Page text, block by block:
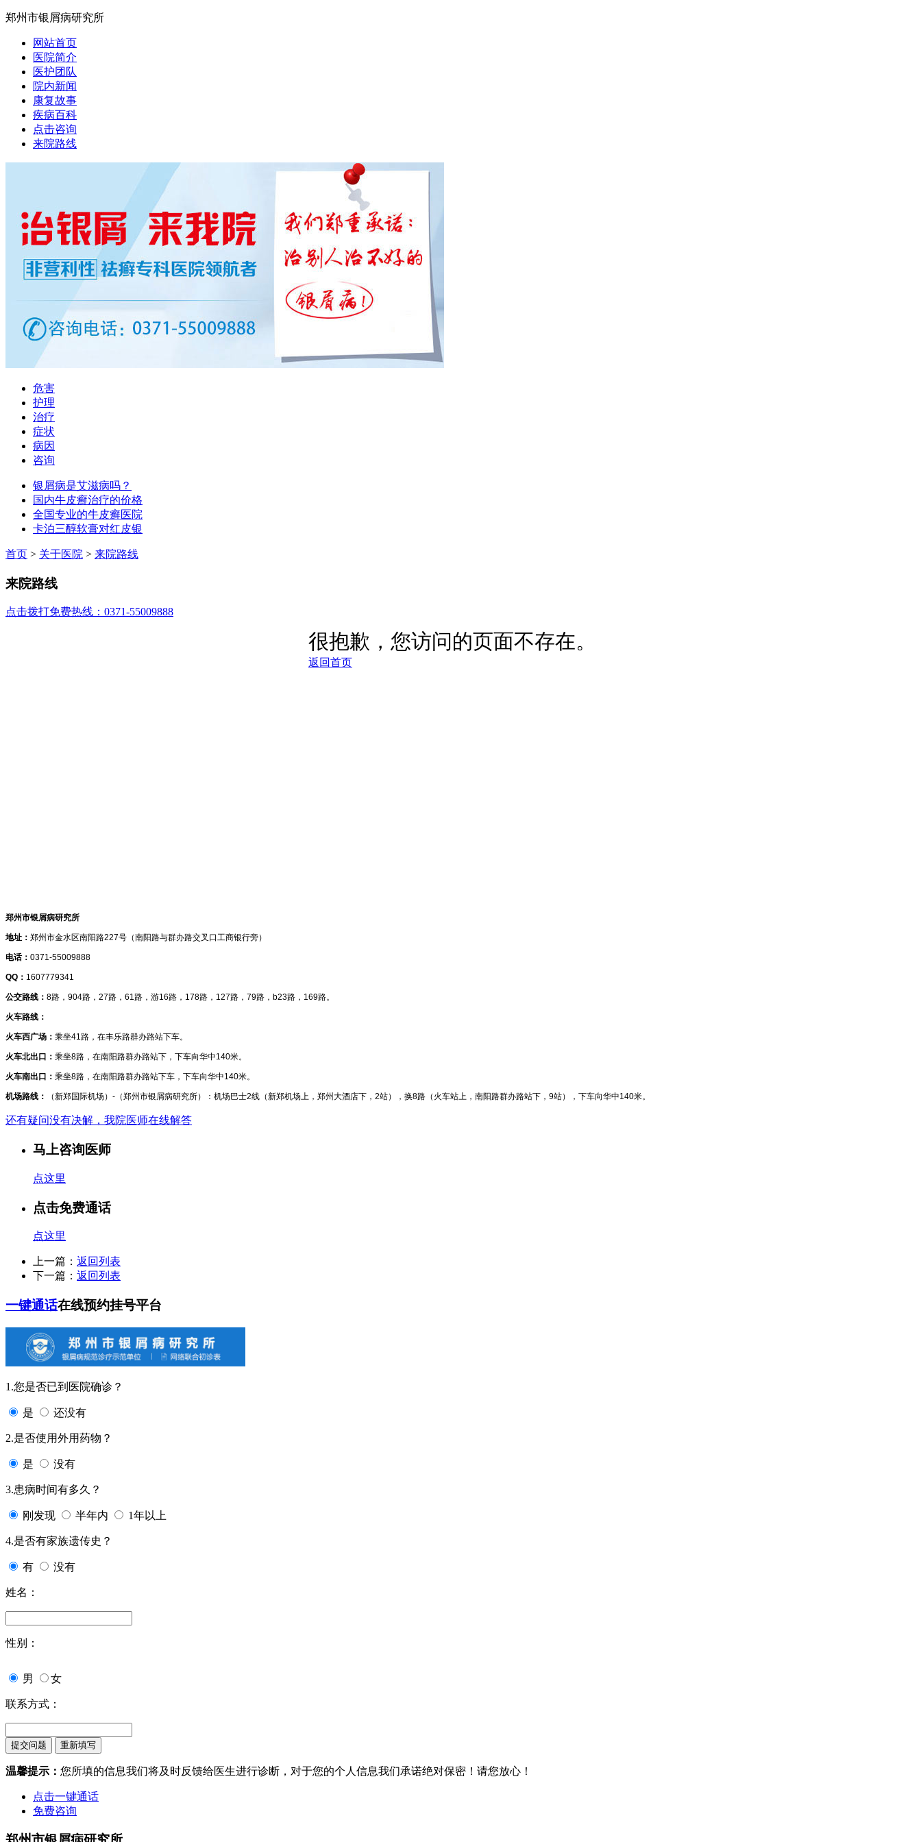
郑州市银屑病研究所
网站首页
医院简介
医护团队
院内新闻
康复故事
疾病百科
点击咨询
来院路线
危害
护理
治疗
症状
病因
咨询
银屑病是艾滋病吗？
国内牛皮癣治疗的价格
全国专业的牛皮癣医院
卡泊三醇软膏对红皮银
首页 > 关于医院 > 来院路线
来院路线
点击拨打免费热线：0371-55009888
郑州市银屑病研究所
地址： 郑州市金水区南阳路227号（南阳路与群办路交叉口工商银行旁）
电话： 0371-55009888
QQ： 1607779341
公交路线： 8路，904路，27路，61路，游16路，178路，127路，79路，b23路，169路。
火车路线：
火车西广场： 乘坐41路，在丰乐路群办路站下车。
火车北出口： 乘坐8路，在南阳路群办路站下，下车向华中140米。
火车南出口： 乘坐8路，在南阳路群办路站下车，下车向华中140米。
机场路线： （新郑国际机场）-（郑州市银屑病研究所）：机场巴士2线（新郑机场上，郑州大酒店下，2站），换8路（火车站上，南阳路群办路站下，9站），下车向华中140米。
还有疑问没有决解，我院医师在线解答
马上咨询医师
点这里
点击免费通话
点这里
上一篇： 返回列表
下一篇： 返回列表
一键通话在线预约挂号平台
1.您是否已到医院确诊？
是 还没有
2.是否使用外用药物？
是 没有
3.患病时间有多久？
刚发现 半年内 1年以上
4.是否有家族遗传史？
有 没有
姓名：
性别：
男 女
联系方式：
温馨提示： 您所填的信息我们将及时反馈给医生进行诊断，对于您的个人信息我们承诺绝对保密！请您放心！
点击一键通话
免费咨询